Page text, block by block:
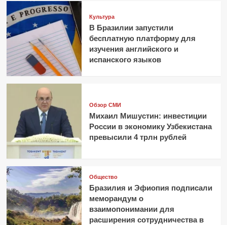
Культура
В Бразилии запустили
бесплатную платформу для
изучения английского и
испанского языков
Обзор СМИ
Михаил Мишустин: инвестиции
России в экономику Узбекистана
превысили 4 трлн рублей
Общество
Бразилия и Эфиопия подписали
меморандум о
взаимопонимании для
расширения сотрудничества в